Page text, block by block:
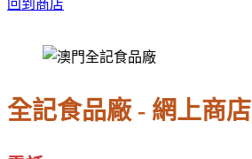
回到商店
全記食品廠 - 網上商店